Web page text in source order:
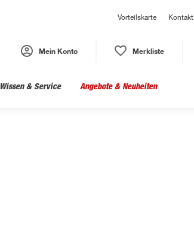
Vorteilskarte Kontakt
Mein Konto Merkliste
Wissen & Service Angebote & Neuheiten